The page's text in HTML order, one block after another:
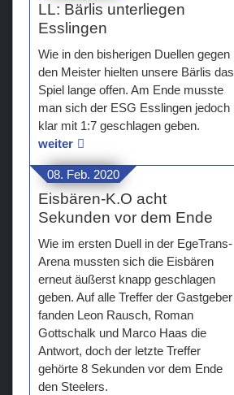
LL: Bärlis unterliegen
Esslingen
Wie in den bisherigen Duellen gegen
den Meister hielten unsere Bärlis das
Spiel lange offen. Am Ende musste
man sich der ESG Esslingen jedoch
klar mit 1:7 geschlagen geben.
weiter
08. Feb. 2020
Eisbären-K.O acht
Sekunden vor dem Ende
Wie im ersten Duell in der EgeTrans-
Arena mussten sich die Eisbären
erneut äußerst knapp geschlagen
geben. Auf alle Treffer der Gastgeber
fanden Leon Rausch, Roman
Gottschalk und Marco Haas die
Antwort, doch der letzte Treffer
gehörte 8 Sekunden vor dem Ende
den Steelers.